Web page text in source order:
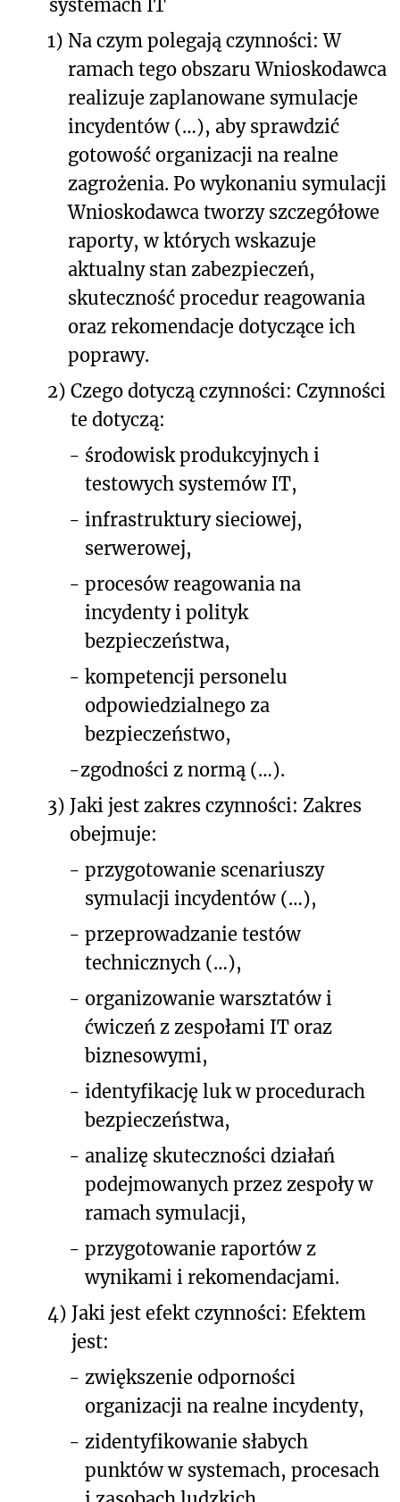
systemach IT
1) Na czym polegają czynności: W
ramach tego obszaru Wnioskodawca
realizuje zaplanowane symulacje
incydentów (…), aby sprawdzić
gotowość organizacji na realne
zagrożenia. Po wykonaniu symulacji
Wnioskodawca tworzy szczegółowe
raporty, w których wskazuje
aktualny stan zabezpieczeń,
skuteczność procedur reagowania
oraz rekomendacje dotyczące ich
poprawy.
2) Czego dotyczą czynności: Czynności
te dotyczą:
- środowisk produkcyjnych i
testowych systemów IT,
- infrastruktury sieciowej,
serwerowej,
- procesów reagowania na
incydenty i polityk
bezpieczeństwa,
- kompetencji personelu
odpowiedzialnego za
bezpieczeństwo,
-zgodności z normą (…).
3) Jaki jest zakres czynności: Zakres
obejmuje:
- przygotowanie scenariuszy
symulacji incydentów (…),
- przeprowadzanie testów
technicznych (…),
- organizowanie warsztatów i
ćwiczeń z zespołami IT oraz
biznesowymi,
- identyfikację luk w procedurach
bezpieczeństwa,
- analizę skuteczności działań
podejmowanych przez zespoły w
ramach symulacji,
- przygotowanie raportów z
wynikami i rekomendacjami.
4) Jaki jest efekt czynności: Efektem
jest:
- zwiększenie odporności
organizacji na realne incydenty,
- zidentyfikowanie słabych
punktów w systemach, procesach